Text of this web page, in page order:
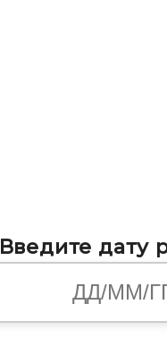
Введите дату